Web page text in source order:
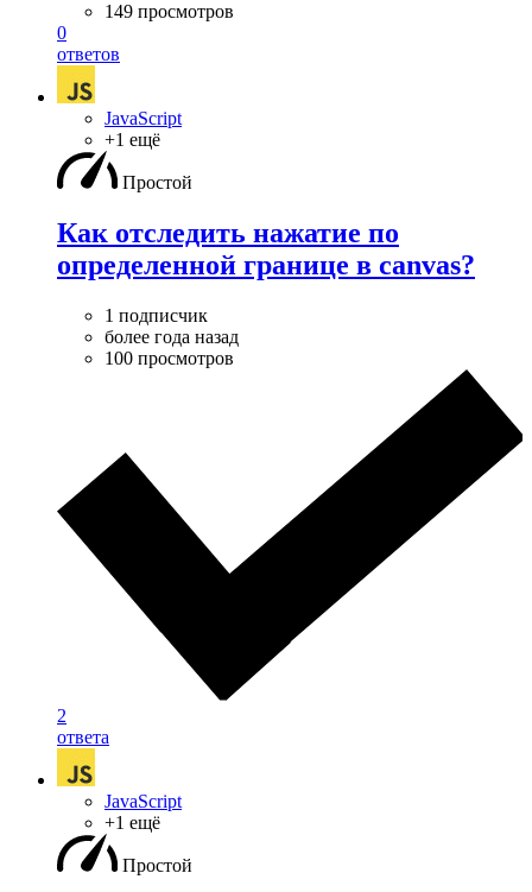
149 просмотров
0
ответов
JavaScript
+1 ещё
Простой
Как отследить нажатие по
определенной границе в canvas?
1 подписчик
более года назад
100 просмотров
2
ответа
JavaScript
+1 ещё
Простой